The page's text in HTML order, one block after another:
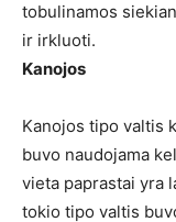
tobulinamos
ir irkluoti.
Kanojos
Kanojos tipo valtis
buvo naudojama
vieta paprastai yra
tokio tipo valtis